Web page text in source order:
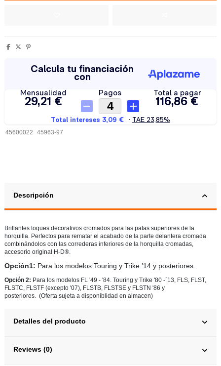
45600022 45963-97
Descripción
Brillantes toques decorativos cromados para las patas superiores de la
horquilla. Perfectos para rematar el acabado de la parte delantera cromada
combinándolos con las correderas inferiores de la horquilla cromadas,
accesorio original H-D®.
Opción1: Para los modelos Touring y Trike ’14 y posteriores.
Opción 2: Para los modelos FL '49 - '84. Touring y Trike '80 -´13, FLS, FLST,
FLSTC, FLSTF (excepto '07), FLSTB, FLSTSE y FLSTN '86 y
posteriores. (Oferta sujeta a disponiblidad en almacen)
Detalles del producto
Reviews (0)